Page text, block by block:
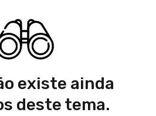
existe ainda
deste tema.